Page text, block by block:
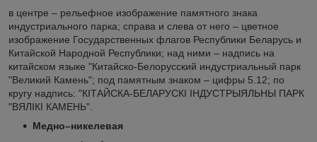
в центре – рельефное изображение памятного знака
индустриального парка; справа и слева от него – цветное
изображение Государственных флагов Республики Беларусь и
Китайской Народной Республики; над ними – надпись на
китайском языке "Китайско-Белорусский индустриальный парк
"Великий Камень"; под памятным знаком – цифры 5.12; по
кругу надпись: "КІТАЙСКА-БЕЛАРУСКІ ІНДУСТРЫЯЛЬНЫ ПАРК
"ВЯЛІКІ КАМЕНЬ".
Медно–никелевая